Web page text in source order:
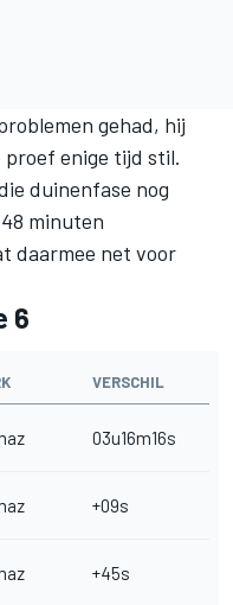
gehad, hij
enige tijd stil.
duinenfase nog
minuten
daarmee net voor
6
VERSCHIL
03u16m16s
+09s
+45s